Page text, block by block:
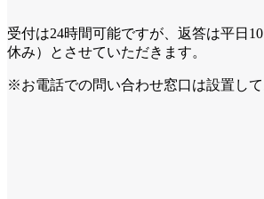
受付は24時間可能ですが、返答は平日
休み）とさせていただきます。
※お電話での問い合わせ窓口は設置し